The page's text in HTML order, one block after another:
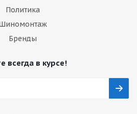
Политика
Бренды
всегда в курсе!